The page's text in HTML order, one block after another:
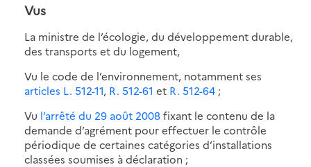
Vus
La ministre de l’écologie, du développement durable,
des transports et du logement,
Vu le code de l’environnement, notamment ses
articles L. 512-11, R. 512-61 et R. 512-64 ;
Vu l’arrêté du 29 août 2008fixant le contenu de la
demande d’agrément pour effectuer le contrôle
périodique de certaines catégories d’installations
classées soumises à déclaration ;